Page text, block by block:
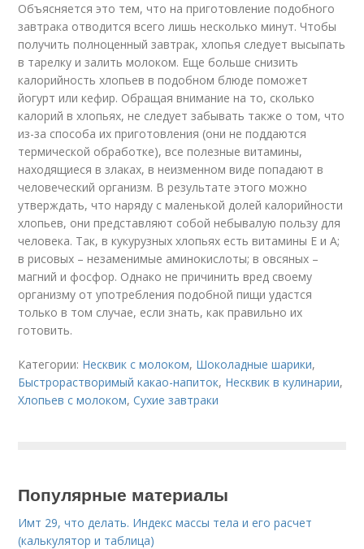
Объясняется это тем, что на приготовление подобного
завтрака отводится всего лишь несколько минут. Чтобы
получить полноценный завтрак, хлопья следует высыпать
в тарелку и залить молоком. Еще больше снизить
калорийность хлопьев в подобном блюде поможет
йогурт или кефир. Обращая внимание на то, сколько
калорий в хлопьях, не следует забывать также о том, что
из-за способа их приготовления (они не поддаются
термической обработке), все полезные витамины,
находящиеся в злаках, в неизменном виде попадают в
человеческий организм. В результате этого можно
утверждать, что наряду с маленькой долей калорийности
хлопьев, они представляют собой небывалую пользу для
человека. Так, в кукурузных хлопьях есть витамины Е и А;
в рисовых – незаменимые аминокислоты; в овсяных –
магний и фосфор. Однако не причинить вред своему
организму от употребления подобной пищи удастся
только в том случае, если знать, как правильно их
готовить.
Категории: Несквик с молоком, Шоколадные шарики,
Быстрорастворимый какао-напиток, Несквик в кулинарии,
Хлопьев с молоком,Сухие завтраки
Популярные материалы
Имт 29, что делать. Индекс массы тела и его расчет
(калькулятор и таблица)